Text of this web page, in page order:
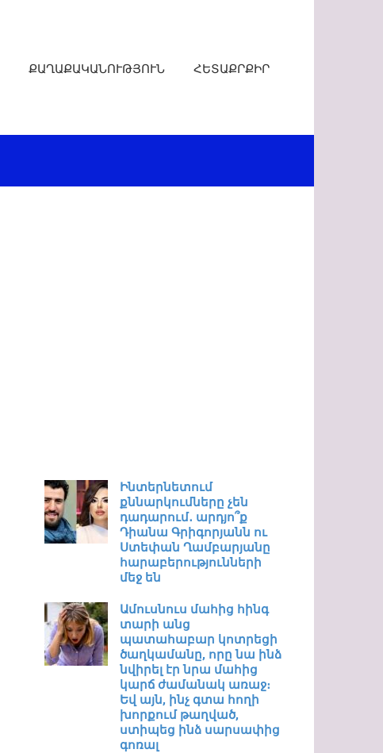
ՔԱՂԱՔԱԿԱՆՈՒԹՅՈՒՆ ՀԵՏԱՔՐՔԻՐ
Ինտերնետում
քննարկումները չեն
դադարում․ արդյո՞ք
Դիանա Գրիգորյանն ու
Ստեփան Ղամբարյանը
հարաբերությունների
մեջ են
Ամուսնուս մահից հինգ
տարի անց
պատահաբար կոտրեցի
ծաղկամանը, որը նա ինձ
նվիրել էր նրա մահից
կարճ ժամանակ առաջ։
Եվ այն, ինչ գտա հողի
խորքում թաղված,
ստիպեց ինձ սարսափից
գոռալ